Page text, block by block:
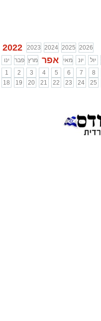
2022 2023 2024 2025 2026
ינו
פבר מרץ אפר מאי יונ יול
1
2 3 4 5 6 7 8
18
19 20 21 22 23 24 25